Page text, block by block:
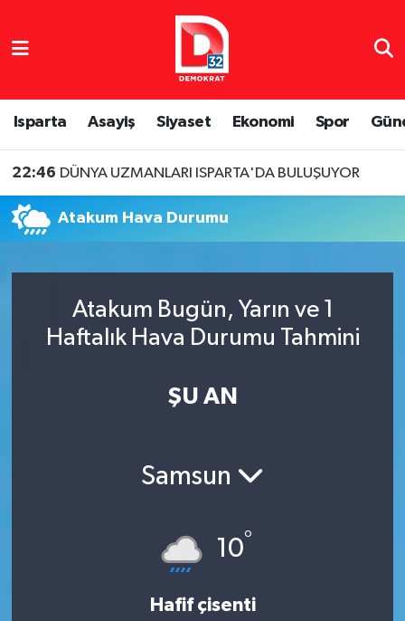
Isparta Asayiş Siyaset Ekonomi Spor
22:46 DÜNYA UZMANLARI ISPARTA'DA BULUŞUYOR
Atakum Hava Durumu
Atakum Bugün, Yarın ve 1
Haftalık Hava Durumu Tahmini
ŞU AN
Samsun
10°
Hafif çisenti
Isparta Nöbetçi Eczaneler
Isparta Hava Durumu
Isparta Namaz Vakitleri
Tüm Manşetler
Son Dakika Haberleri